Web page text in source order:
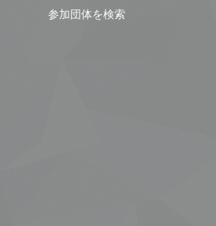
参加団体を検索